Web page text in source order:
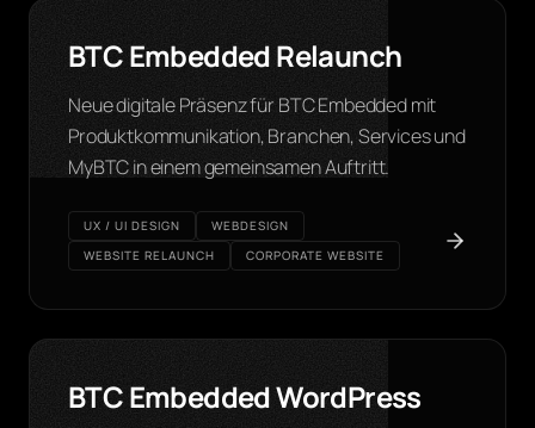
BTC Embedded Relaunch
Neue digitale Präsenz für BTC Embedded mit
Produktkommunikation, Branchen, Services und
MyBTC in einem gemeinsamen Auftritt.
UX / UI DESIGN
WEBDESIGN
WEBSITE RELAUNCH
CORPORATE WEBSITE
BTC Embedded WordPress